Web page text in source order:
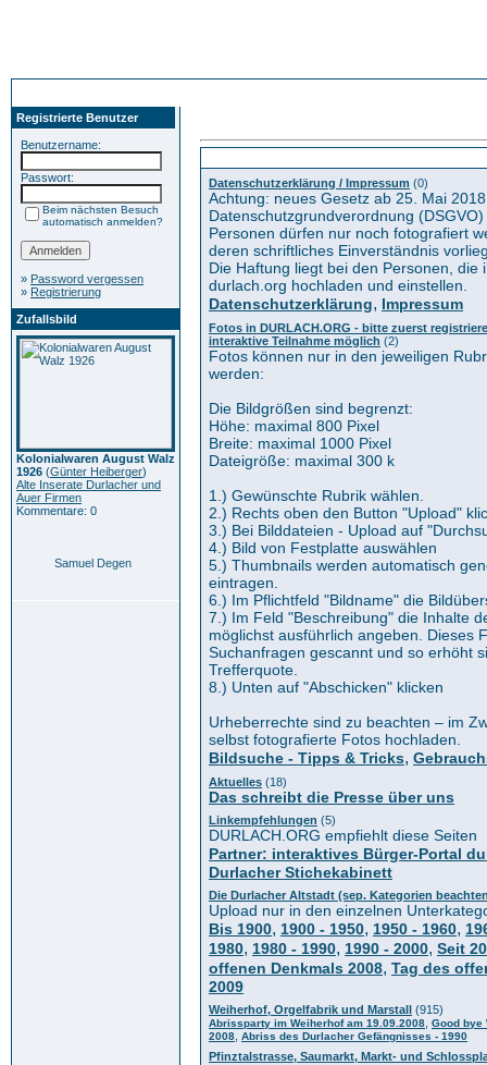
Registrierte Benutzer
Benutzername:
Passwort:
Beim nächsten Besuch
automatisch anmelden?
» Password vergessen
» Registrierung
Zufallsbild
Kolonialwaren August Walz
1926 (Günter Heiberger)
Alte Inserate Durlacher und
Auer Firmen
Kommentare: 0
Samuel Degen
Datenschutzerklärung / Impressum (0)
Achtung: neues Gesetz ab 25. Mai 2018
Datenschutzgrundverordnung
Personen dürfen nur noch fotografiert
deren schriftliches Einverständnis
Die Haftung liegt bei den Personen, die
durlach.org hochladen und einstellen.
Datenschutzerklärung, Impressum
Fotos in DURLACH.ORG - bitte zuerst
interaktive Teilnahme möglich (2)
Fotos können nur in den jeweiligen
werden:
Die Bildgrößen sind begrenzt:
Höhe: maximal 800 Pixel
Breite: maximal 1000 Pixel
Dateigröße: maximal 300 k
1.) Gewünschte Rubrik wählen.
2.) Rechts oben den Button "Upload"
3.) Bei Bilddateien - Upload auf
4.) Bild von Festplatte auswählen
5.) Thumbnails werden automatisch
eintragen.
6.) Im Pflichtfeld "Bildname" die
7.) Im Feld "Beschreibung" die Inhalte
möglichst ausführlich angeben. Dieses
Suchanfragen gescannt und so erhöht
Trefferquote.
8.) Unten auf "Abschicken" klicken
Urheberrechte sind zu beachten – im
selbst fotografierte Fotos hochladen.
Bildsuche - Tipps & Tricks,
Aktuelles (18)
Das schreibt die Presse über uns
Linkempfehlungen (5)
DURLACH.ORG empfiehlt diese Seiten
Partner: interaktives Bürger-Portal
Durlacher Stichekabinett
Die Durlacher Altstadt (sep. Kategorien
Upload nur in den einzelnen
Bis 1900, 1900 - 1950, 1950 - 1960,
1980, 1980 - 1990, 1990 - 2000, Seit
offenen Denkmals 2008, Tag des
2009
Weiherhof, Orgelfabrik und Marstall (915)
Abrissparty im Weiherhof am 19.09.2008 Good bye
2008 Abriss des Durlacher Gefängnisses - 1990
Pfinztalstrasse, Saumarkt, Markt- und